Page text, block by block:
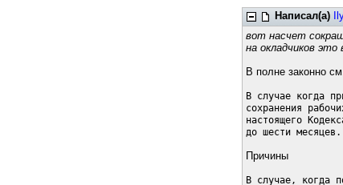
Написал(а)
вот насчет
на окладчиков это
В полне законно
В случае когда
сохранения
настоящего
до шести месяцев.
Причины
В случае, когда